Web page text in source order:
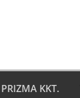
PRIZMA KKT.